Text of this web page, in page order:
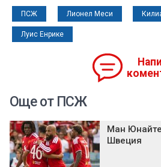
ПСЖ Лионел Меси
Луис Енрике
Още от ПСЖ
Ман
Швеция